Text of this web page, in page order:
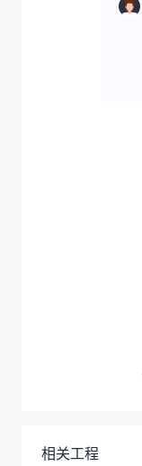
相关工程